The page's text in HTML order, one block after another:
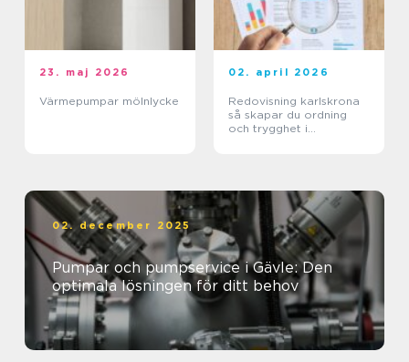
23. maj 2026
Värmepumpar mölnlycke
02. april 2026
Redovisning karlskrona
så skapar du ordning
och trygghet i
02. december 2025
Pumpar och pumpservice i Gävle: Den
optimala lösningen för ditt behov